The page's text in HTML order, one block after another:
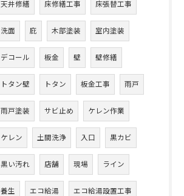
天井修繕 床修繕工事 床張替工事
洗面 庇 木部塗装 室内塗装
デコール 板金 壁 壁修繕
トタン壁 トタン 板金工事 雨戸
雨戸塗装 サビ止め ケレン作業
ケレン 土間洗浄 入口 黒カビ
黒い汚れ 店舗 現場 ライン
養生 エコ給湯 エコ給湯設置工事